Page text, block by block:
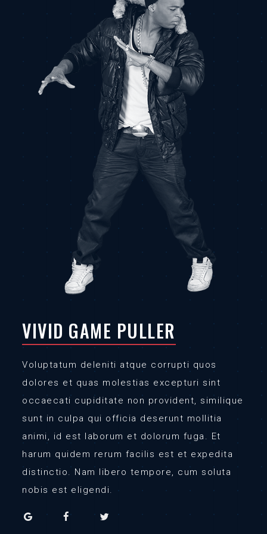
VIVID GAME PULLER
Voluptatum deleniti atque corrupti quos
dolores et quas molestias excepturi sint
occaecati cupiditate non provident, similique
sunt in culpa qui officia deserunt mollitia
animi, id est laborum et dolorum fuga. Et
harum quidem rerum facilis est et expedita
distinctio. Nam libero tempore, cum soluta
nobis est eligendi.